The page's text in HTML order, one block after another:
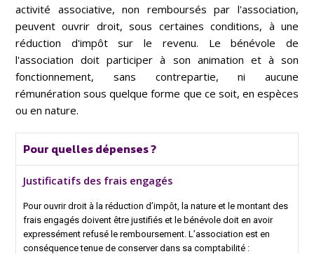
activité associative, non remboursés par l'association,
peuvent ouvrir droit, sous certaines conditions, à une
réduction d'impôt sur le revenu. Le bénévole de
l'association doit participer à son animation et à son
fonctionnement, sans contrepartie, ni aucune
rémunération sous quelque forme que ce soit, en espèces
ou en nature.
Pour quelles dépenses ?
Justificatifs des frais engagés
Pour ouvrir droit à la réduction d’impôt, la nature et le montant des
frais engagés doivent être justifiés et le bénévole doit en avoir
expressément refusé le remboursement. L’association est en
conséquence tenue de conserver dans sa comptabilité :